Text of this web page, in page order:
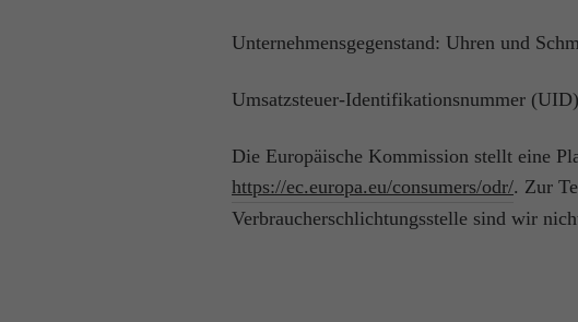
Unternehmensgegenstand: Uhren und
Umsatzsteuer-Identifikationsnummer
Die Europäische Kommission stellt eine
https://ec.europa.eu/consumers/odr/. Zur
Verbraucherschlichtungsstelle sind wir